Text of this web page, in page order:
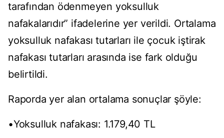
tarafından ödenmeyen yoksulluk
nafakalarıdır” ifadelerine yer verildi. Ortalama
yoksulluk nafakası tutarları ile çocuk iştirak
nafakası tutarları arasında ise fark olduğu
belirtildi.
Raporda yer alan ortalama sonuçlar şöyle:
•Yoksulluk nafakası: 1.179,40 TL